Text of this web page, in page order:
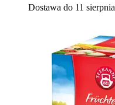
Dostawa do 11 sierpnia